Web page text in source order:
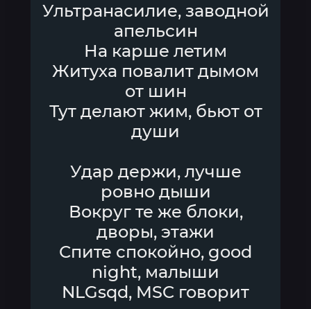
Ультранасилие, заводной
апельсин
На карше летим
Житуха повалит дымом
от шин
Тут делают жим, бьют от
души
Удар держи, лучше
ровно дыши
Вокруг те же блоки,
дворы, этажи
Спите спокойно, good
night, малыши
NLGsqd, MSC говорит